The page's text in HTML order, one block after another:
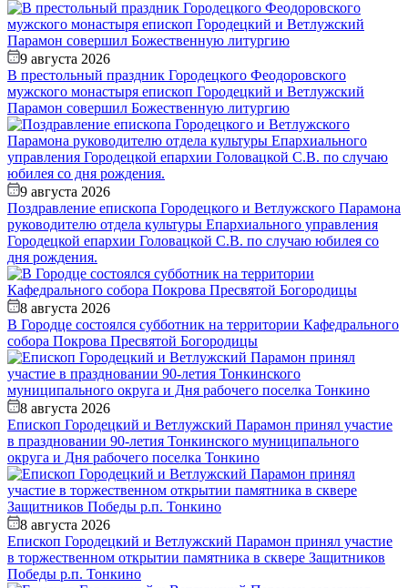
9 августа 2026
В престольный праздник Городецкого Феодоровского
мужского монастыря епископ Городецкий и Ветлужский
Парамон совершил Божественную литургию
9 августа 2026
Поздравление епископа Городецкого и Ветлужского Парамона
руководителю отдела культуры Епархиального управления
Городецкой епархии Головацкой С.В. по случаю юбилея со
дня рождения.
8 августа 2026
В Городце состоялся субботник на территории Кафедрального
собора Покрова Пресвятой Богородицы
8 августа 2026
Епископ Городецкий и Ветлужский Парамон принял участие
в праздновании 90‑летия Тонкинского муниципального
округа и Дня рабочего поселка Тонкино
8 августа 2026
Епископ Городецкий и Ветлужский Парамон принял участие
в торжественном открытии памятника в сквере Защитников
Победы р.п. Тонкино